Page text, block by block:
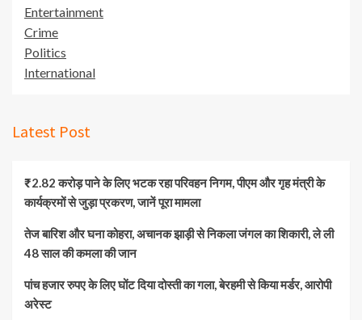
Entertainment
Crime
Politics
International
Latest Post
₹2.82 करोड़ पाने के लिए भटक रहा परिवहन निगम, पीएम और गृह मंत्री के
कार्यक्रमों से जुड़ा प्रकरण, जानें पूरा मामला
तेज बारिश और घना कोहरा, अचानक झाड़ी से निकला जंगल का शिकारी, ले ली
48 साल की कमला की जान
पांच हजार रुपए के लिए घोंट दिया दोस्ती का गला, बेरहमी से किया मर्डर, आरोपी
अरेस्ट